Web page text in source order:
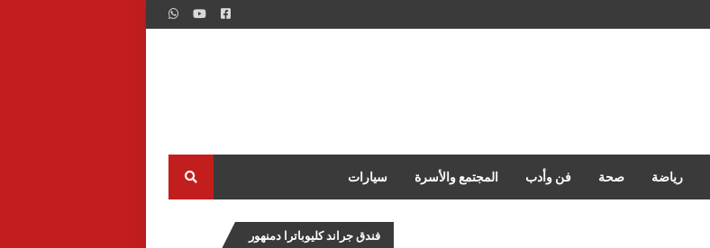
رياضة صحة فن وأدب المجتمع والأسرة سيارات
فندق جراند كليوباترا دمنهور